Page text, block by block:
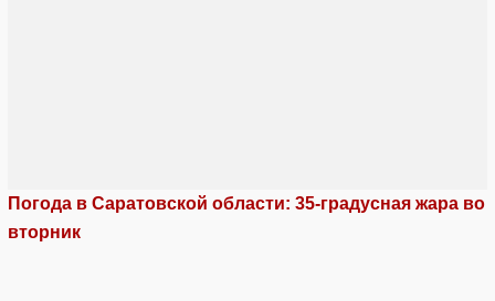
Погода в Саратовской области: 35-градусная жара во
вторник